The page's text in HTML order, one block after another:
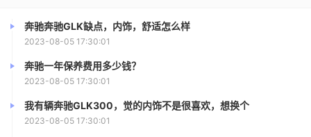
奔驰奔驰GLK缺点，内饰，舒适怎么样
2023-08-05 17:30:01
奔驰一年保养费用多少钱？
2023-08-05 17:30:01
我有辆奔驰GLK300，觉的内饰不是很喜欢，想换个
2023-08-05 17:30:01